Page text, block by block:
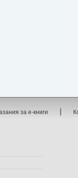
за е-книги |